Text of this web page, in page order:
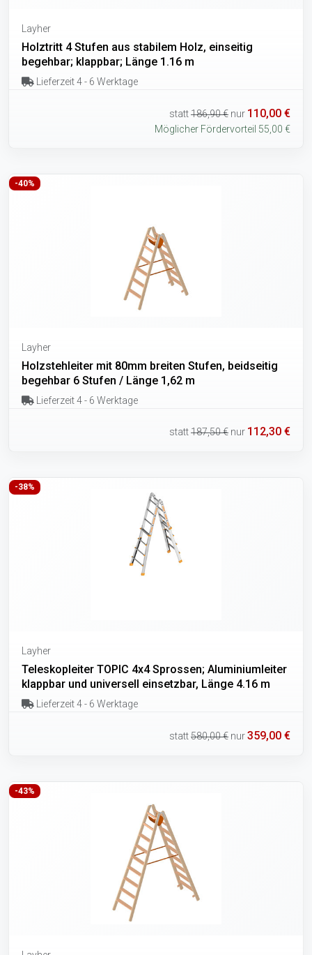
Layher
Holztritt 4 Stufen aus stabilem Holz, einseitig
begehbar; klappbar; Länge 1.16 m
Lieferzeit 4 - 6 Werktage
statt186,90 € nur 110,00 €
Möglicher Fördervorteil 55,00 €
-40%
Layher
Holzstehleiter mit 80mm breiten Stufen, beidseitig
begehbar 6 Stufen / Länge 1,62 m
Lieferzeit 4 - 6 Werktage
statt187,50 € nur 112,30 €
-38%
Layher
Teleskopleiter TOPIC 4x4 Sprossen; Aluminiumleiter
klappbar und universell einsetzbar, Länge 4.16 m
Lieferzeit 4 - 6 Werktage
statt580,00 € nur359,00 €
-43%